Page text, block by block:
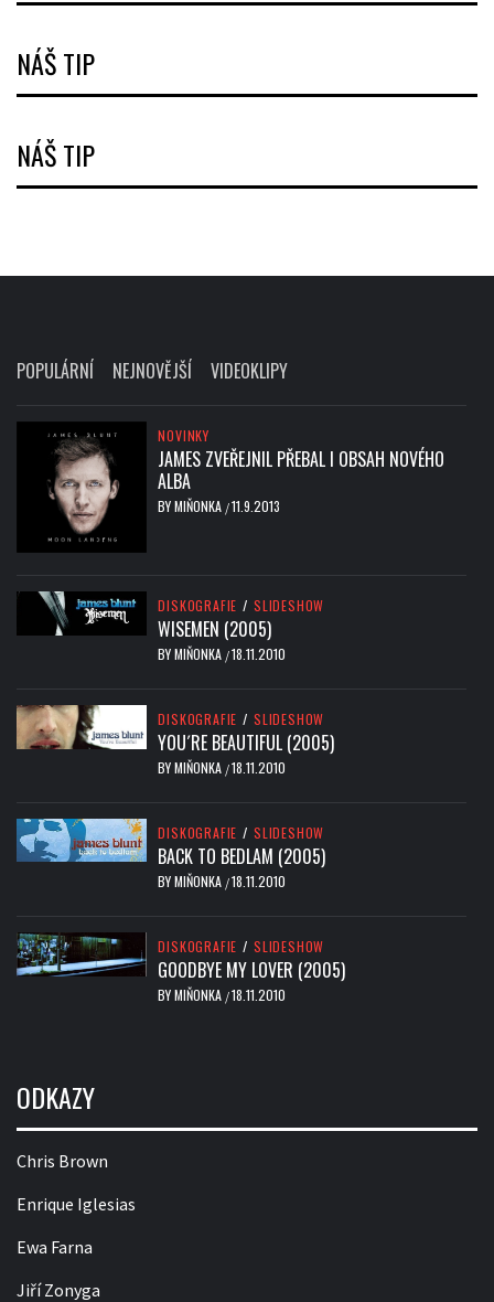
NÁŠ TIP
NÁŠ TIP
POPULÁRNÍ NEJNOVĚJŠÍ VIDEOKLIPY
NOVINKY
JAMES ZVEŘEJNIL PŘEBAL I OBSAH NOVÉHO
ALBA
BYMIŇONKA /11.9.2013
DISKOGRAFIE / SLIDESHOW
WISEMEN (2005)
BYMIŇONKA /18.11.2010
DISKOGRAFIE / SLIDESHOW
YOU´RE BEAUTIFUL (2005)
BYMIŇONKA /18.11.2010
DISKOGRAFIE / SLIDESHOW
BACK TO BEDLAM (2005)
BYMIŇONKA /18.11.2010
DISKOGRAFIE / SLIDESHOW
GOODBYE MY LOVER (2005)
BYMIŇONKA /18.11.2010
ODKAZY
Chris Brown
Enrique Iglesias
Ewa Farna
Jiří Zonyga